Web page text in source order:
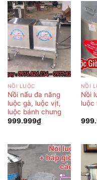
NỒI LUỘC
Nồi nấu đa năng
luộc gà, luộc vịt,
luộc bánh chưng
999.999₫
NỒI
Nồi
luộc